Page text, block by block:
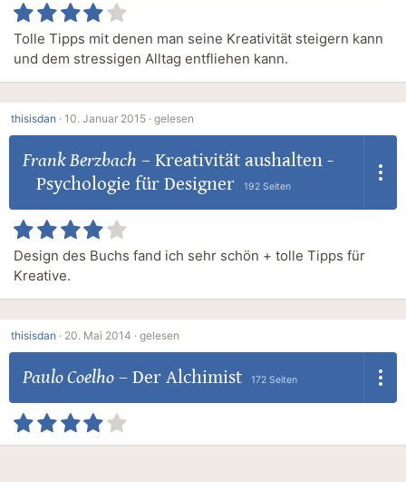
Tolle Tipps mit denen man seine Kreativität steigern kann
und dem stressigen Alltag entfliehen kann.
thisisdan · 10. Januar 2015 · gelesen
Frank Berzbach – Kreativität aushalten -
Psychologie für Designer
192 Seiten
Design des Buchs fand ich sehr schön + tolle Tipps für
Kreative.
thisisdan · 20. Mai 2014 · gelesen
Paulo Coelho– Der Alchimist 172 Seiten